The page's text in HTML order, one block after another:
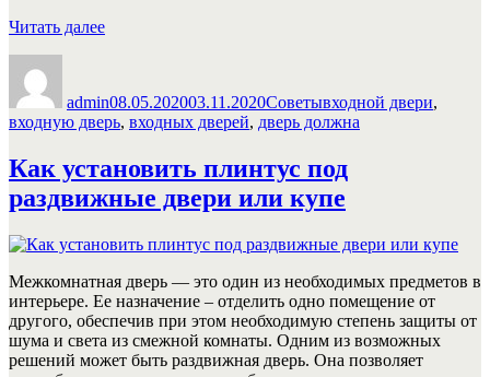
Читать далее«Как
дверь:
критерии,
особенности»
admin08.05.202003.11.2020Советывходной двери,
входную дверь, входных дверей, дверь должна
Как установить плинтус под
раздвижные двери или купе
Межкомнатная дверь — это один из необходимых предметов в
интерьере. Ее назначение – отделить одно помещение от
другого, обеспечив при этом необходимую степень защиты от
шума и света из смежной комнаты. Одним из возможных
решений может быть раздвижная дверь. Она позволяет